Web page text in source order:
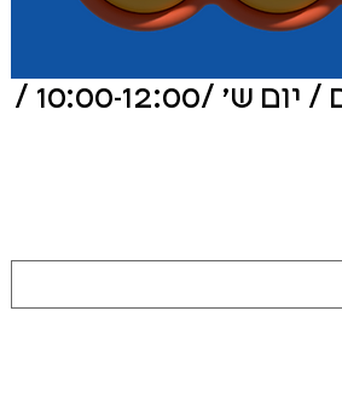
סטודיו לילדים / יום ש׳ /10:00-12:00 /